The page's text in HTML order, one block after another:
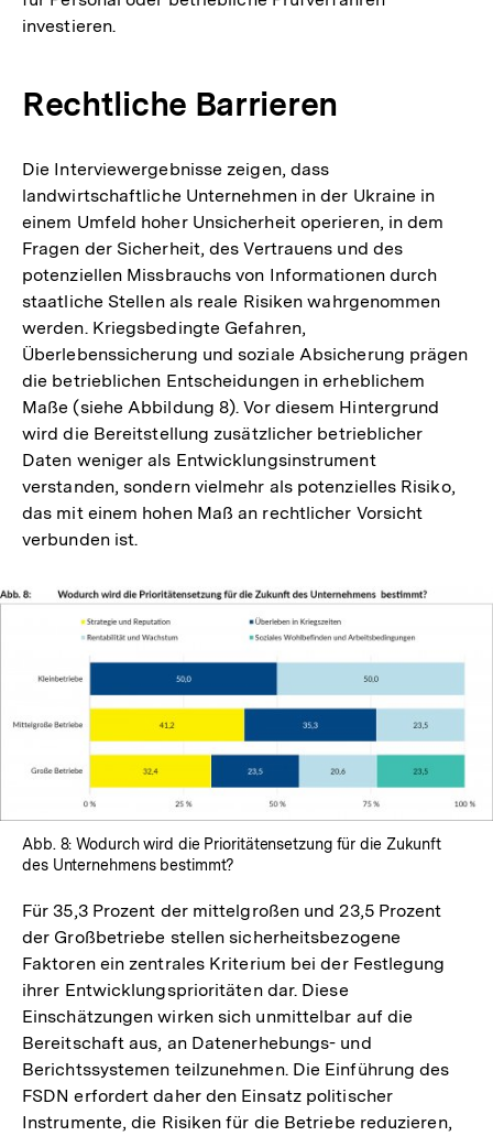
investieren.
Rechtliche Barrieren
Die Interviewergebnisse zeigen, dass
landwirtschaftliche Unternehmen in der Ukraine in
einem Umfeld hoher Unsicherheit operieren, in dem
Fragen der Sicherheit, des Vertrauens und des
potenziellen Missbrauchs von Informationen durch
staatliche Stellen als reale Risiken wahrgenommen
werden. Kriegsbedingte Gefahren,
Überlebenssicherung und soziale Absicherung prägen
die betrieblichen Entscheidungen in erheblichem
Maße (siehe Abbildung 8). Vor diesem Hintergrund
wird die Bereitstellung zusätzlicher betrieblicher
Daten weniger als Entwicklungsinstrument
verstanden, sondern vielmehr als potenzielles Risiko,
das mit einem hohen Maß an rechtlicher Vorsicht
verbunden ist.
Abb. 8: Wodurch wird die Prioritätensetzung für die Zukunft
des Unternehmens bestimmt?
Für 35,3 Prozent der mittelgroßen und 23,5 Prozent
der Großbetriebe stellen sicherheitsbezogene
Faktoren ein zentrales Kriterium bei der Festlegung
ihrer Entwicklungsprioritäten dar. Diese
Einschätzungen wirken sich unmittelbar auf die
Bereitschaft aus, an Datenerhebungs- und
Berichtssystemen teilzunehmen. Die Einführung des
FSDN erfordert daher den Einsatz politischer
Instrumente, die Risiken für die Betriebe reduzieren,